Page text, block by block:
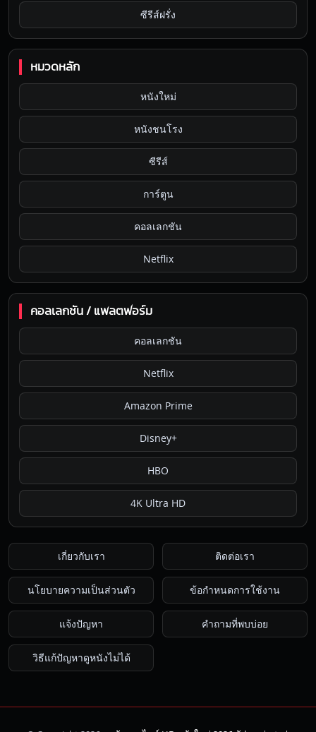
ซีรีส์ฝรั่ง
หมวดหลัก
หนังใหม่
หนังชนโรง
ซีรีส์
การ์ตูน
คอลเลกชัน
Netflix
คอลเลกชัน / แพลตฟอร์ม
คอลเลกชัน
Netflix
Amazon Prime
Disney+
HBO
4K Ultra HD
เกี่ยวกับเรา ติดต่อเรา
นโยบายความเป็นส่วนตัว ข้อกำหนดการใช้งาน
แจ้งปัญหา คำถามที่พบบ่อย
วิธีแก้ปัญหาดูหนังไม่ได้